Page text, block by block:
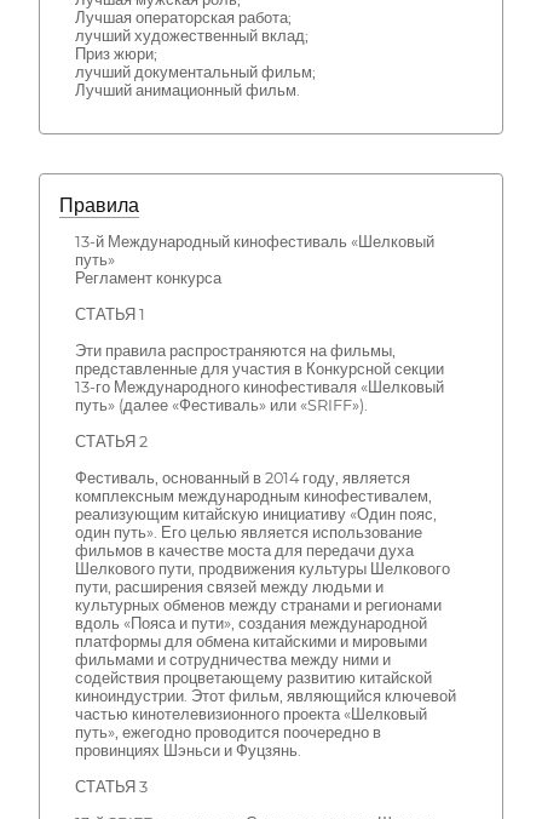
Лучшая операторская работа;
лучший художественный вклад;
Приз жюри;
лучший документальный фильм;
Лучший анимационный фильм.
Правила
13-й Международный кинофестиваль «Шелковый
путь»
Регламент конкурса
СТАТЬЯ 1
Эти правила распространяются на фильмы,
представленные для участия в Конкурсной секции
13-го Международного кинофестиваля «Шелковый
путь» (далее «Фестиваль» или «SRIFF»).
СТАТЬЯ 2
Фестиваль, основанный в 2014 году, является
комплексным международным кинофестивалем,
реализующим китайскую инициативу «Один пояс,
один путь». Его целью является использование
фильмов в качестве моста для передачи духа
Шелкового пути, продвижения культуры Шелкового
пути, расширения связей между людьми и
культурных обменов между странами и регионами
вдоль «Пояса и пути», создания международной
платформы для обмена китайскими и мировыми
фильмами и сотрудничества между ними и
содействия процветающему развитию китайской
киноиндустрии. Этот фильм, являющийся ключевой
частью кинотелевизионного проекта «Шелковый
путь», ежегодно проводится поочередно в
провинциях Шэньси и Фуцзянь.
СТАТЬЯ 3